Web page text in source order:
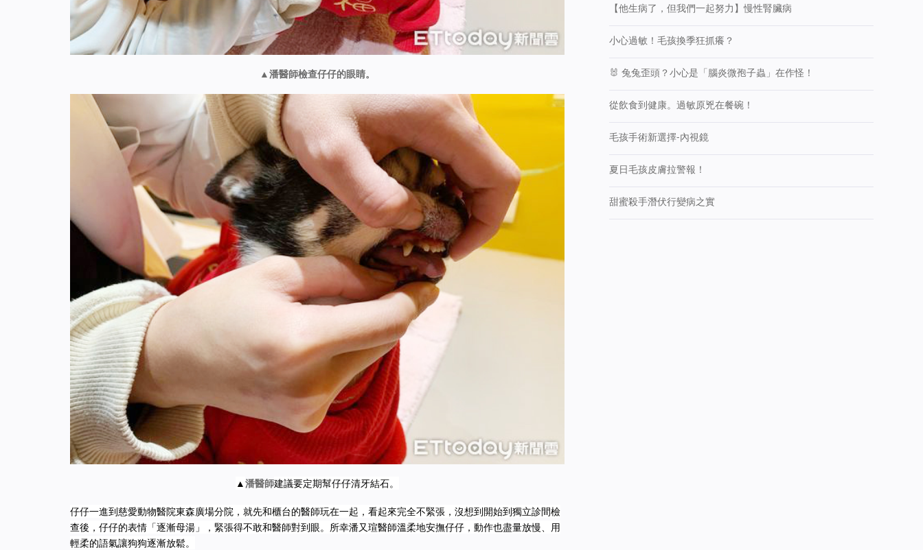
▲潘醫師檢查仔仔的眼睛。
▲潘醫師建議要定期幫仔仔清牙結石。
仔仔一進到慈愛動物醫院東森廣場分院，就先和櫃台的醫師玩在一起，看起來完全不緊張，沒想到開始到獨立診間檢
查後，仔仔的表情「逐漸母湯」，緊張得不敢和醫師對到眼。所幸潘又瑄醫師溫柔地安撫仔仔，動作也盡量放慢、用
輕柔的語氣讓狗狗逐漸放鬆。
【他生病了，但我們一起努力】慢性腎臟病
小心過敏！毛孩換季狂抓癢？
🐰 兔兔歪頭？小心是「腦炎微孢子蟲」在作怪！
從飲食到健康。過敏原兇在餐碗！
毛孩手術新選擇-內視鏡
夏日毛孩皮膚拉警報！
甜蜜殺手潛伏行變病之實